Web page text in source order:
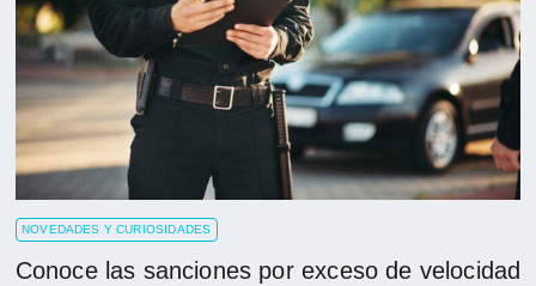
NOVEDADES Y CURIOSIDADES
Conoce las sanciones por exceso de velocidad